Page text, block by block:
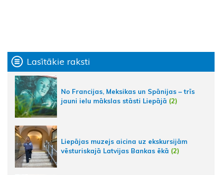
Lasītākie raksti
No Francijas, Meksikas un Spānijas – trīs
jauni ielu mākslas stāsti Liepājā (2)
Liepājas muzejs aicina uz ekskursijām
vēsturiskajā Latvijas Bankas ēkā (2)